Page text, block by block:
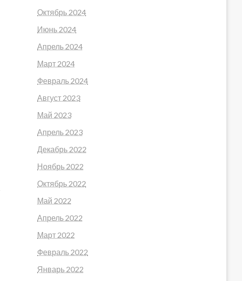
Октябрь 2024
Июнь 2024
Апрель 2024
Март 2024
Февраль 2024
Август 2023
Май 2023
Апрель 2023
Декабрь 2022
Ноябрь 2022
Октябрь 2022
Май 2022
Апрель 2022
Март 2022
Февраль 2022
Январь 2022